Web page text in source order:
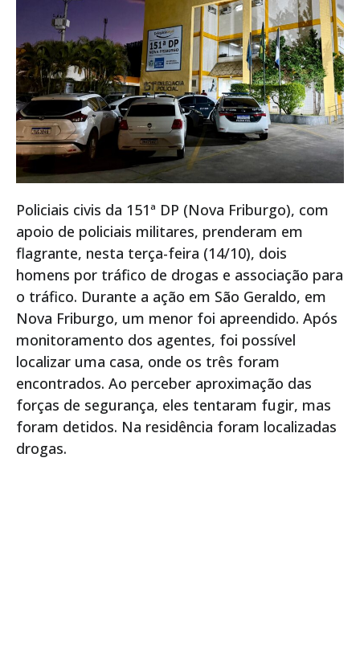
Policiais civis da 151ª DP (Nova Friburgo), com
apoio de policiais militares, prenderam em
flagrante, nesta terça-feira (14/10), dois
homens por tráfico de drogas e associação para
o tráfico. Durante a ação em São Geraldo, em
Nova Friburgo, um menor foi apreendido. Após
monitoramento dos agentes, foi possível
localizar uma casa, onde os três foram
encontrados. Ao perceber aproximação das
forças de segurança, eles tentaram fugir, mas
foram detidos. Na residência foram localizadas
drogas.